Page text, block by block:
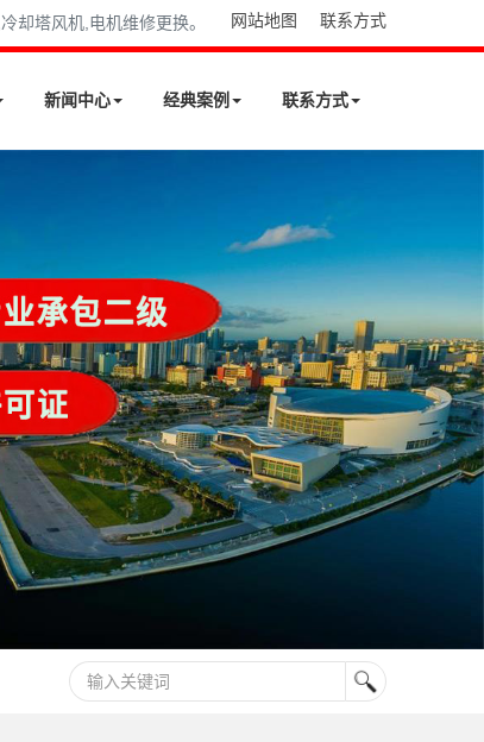
却塔风机,电机维修更换。 网站地图 联系方式
新闻中心 经典案例 联系方式